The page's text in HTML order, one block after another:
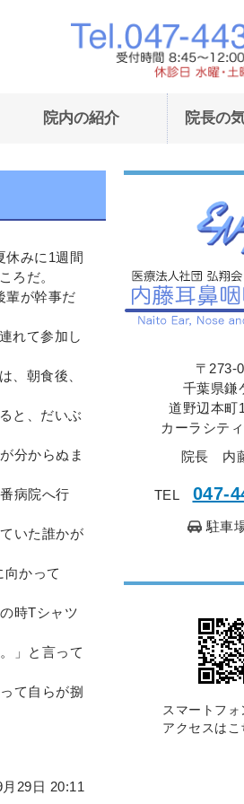
科医院｜東武野田
院内の紹介 院長の
休みに1週間
ろだ。
輩が幹事だ
れて参加し
、朝食後、
と、だいぶ
分からぬま
病院へ行
いた誰かが
かって
時Tシャツ
」と言って
て自らが捌
29日 20:11
〒273-
千葉県鎌
道野辺本町
カーラシテ
院長 内
TEL 047-
駐車
スマートフ
アクセスはこ